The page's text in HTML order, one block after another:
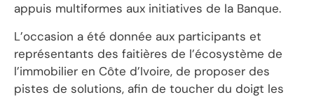
appuis multiformes aux initiatives de la Banque.
L’occasion a été donnée aux participants et
représentants des faitières de l’écosystème de
l’immobilier en Côte d’Ivoire, de proposer des
pistes de solutions, afin de toucher du doigt les